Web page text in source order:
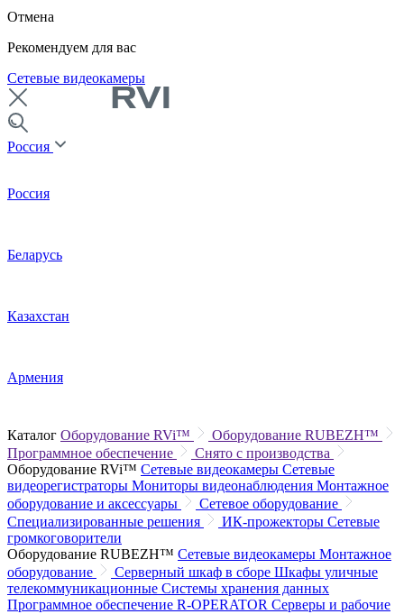
Отмена
Рекомендуем для вас
Сетевые видеокамеры
Россия
Россия
Беларусь
Казахстан
Армения
Каталог Оборудование RVi™
Оборудование RUBEZH™
Программное обеспечение
Снято с производства
Оборудование RVi™ Сетевые видеокамеры Сетевые
видеорегистраторы Мониторы видеонаблюдения Монтажное
оборудование и аксессуары
Сетевое оборудование
Специализированные решения
ИК-прожекторы Сетевые
громкоговорители
Оборудование RUBEZH™ Сетевые видеокамеры Монтажное
оборудование
Серверный шкаф в сборе Шкафы уличные
телекоммуникационные Системы хранения данных
Программное обеспечение R-OPERATOR Серверы и рабочие